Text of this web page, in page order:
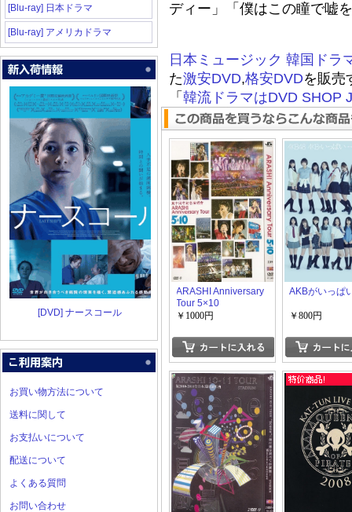
[Blu-ray] 日本ドラマ
[Blu-ray] アメリカドラマ
[DVD] ナースコール
お買い物方法について
送料に関して
お支払いについて
配送について
よくある質問
お問い合わせ
ディー」「僕はこの瞳で嘘
日本ミュージック 韓国ドラ
た激安DVD,格安DVDを販売
「 韓流ドラマはDVD SHOP
ARASHI Anniversary
Tour 5×10
￥1000円
AKBがいっぱ
￥800円